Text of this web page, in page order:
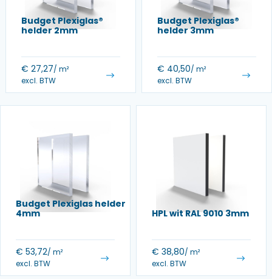
Budget Plexiglas®
helder 2mm
€ 27,27/ m²
excl. BTW
Budget Plexiglas®
helder 3mm
€ 40,50/ m²
excl. BTW
Budget Plexiglas helder
4mm
€ 53,72/ m²
excl. BTW
HPL wit RAL 9010 3mm
€ 38,80/ m²
excl. BTW